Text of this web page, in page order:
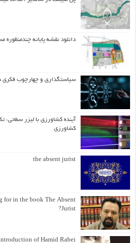
دانلود نقشه پایانه
سیاستگذاری و چهارچوب فکری
آینده کشاورزی با لیزر سطحی:
کشاورزی
the absent jurist
for in the book The Absent
Jurist?
of Hamid Rabei